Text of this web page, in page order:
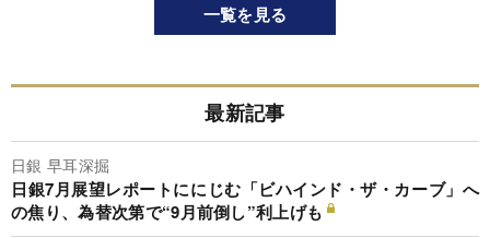
一覧を見る
最新記事
日銀 早耳深掘
日銀7月展望レポートににじむ「ビハインド・ザ・カーブ」へ
の焦り、為替次第で“9月前倒し”利上げも